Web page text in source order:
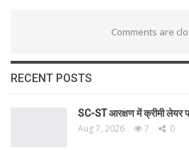
Comments are
RECENT POSTS
SC-ST आरक्षण में क्रीमी
Aug 7, 2026 7 0